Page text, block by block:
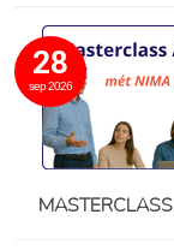
28
sep 2026